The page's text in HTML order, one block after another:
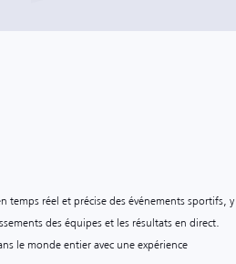
réel et précise des événements sportifs, y
des équipes et les résultats en direct.
le monde entier avec une expérience